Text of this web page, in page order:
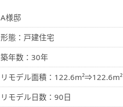
A様邸
形態：戸建住宅
築年数：30年
リモデル面積：122.6m²⇒122.6m²
リモデル日数：90日